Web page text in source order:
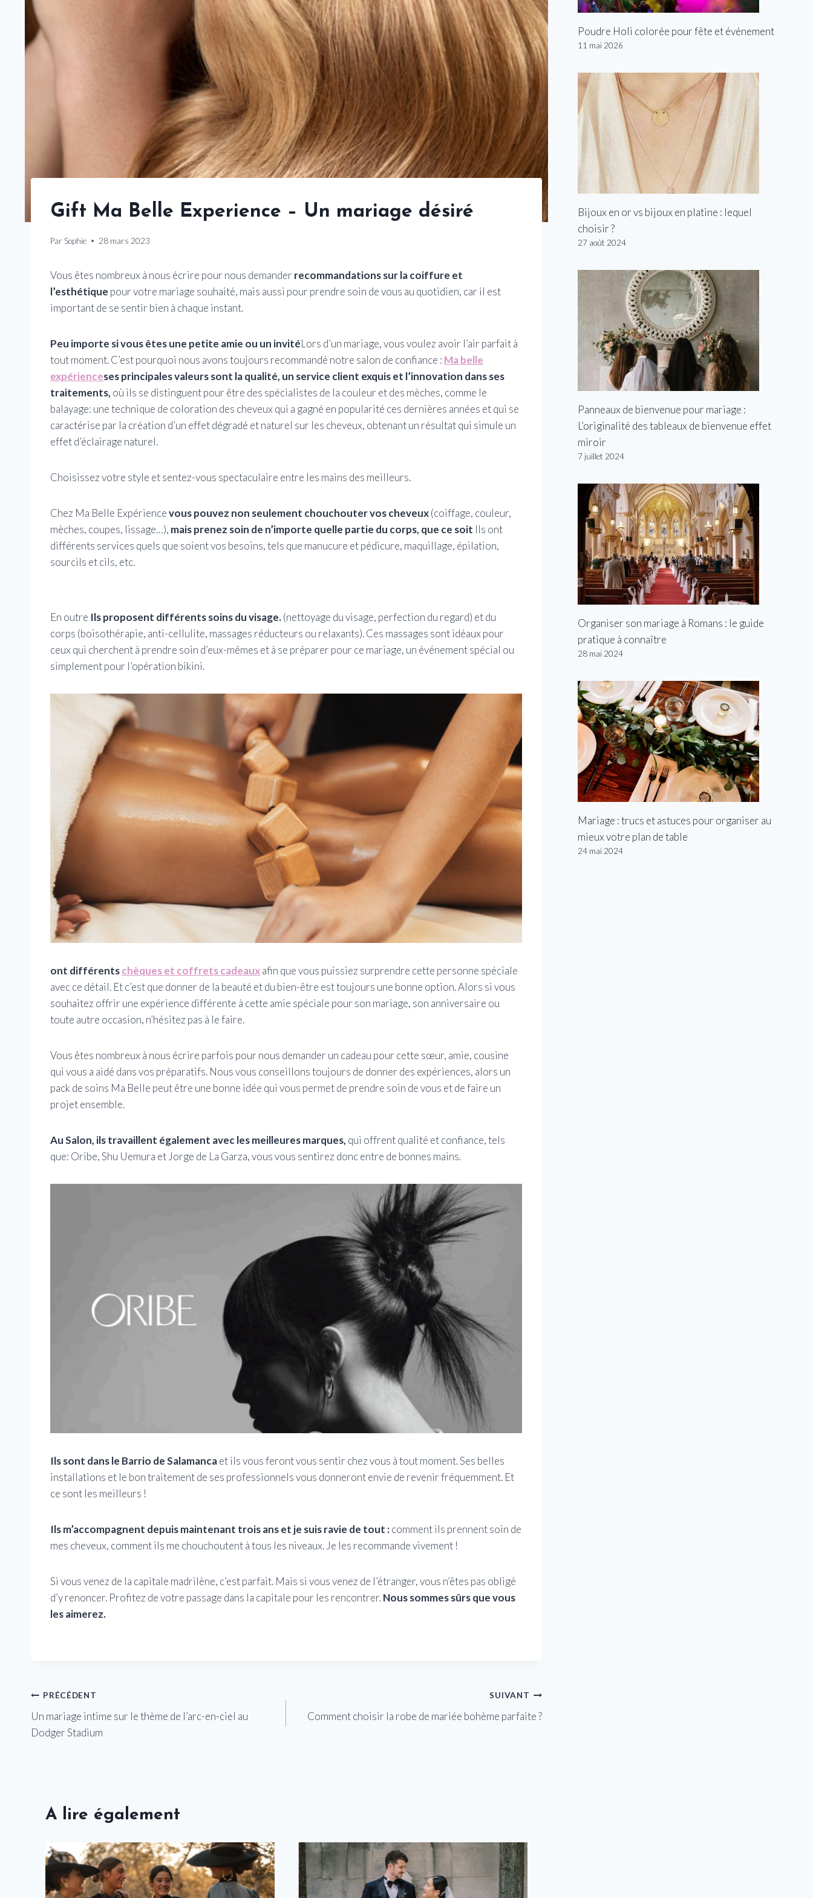
Gift Ma Belle Experience – Un mariage désiré
Par Sophie 28 mars 2023
Vous êtes nombreux à nous écrire pour nous demander recommandations sur la coiffure et
l’esthétique pour votre mariage souhaité, mais aussi pour prendre soin de vous au quotidien, car il est
important de se sentir bien à chaque instant.
Peu importe si vous êtes une petite amie ou un invitéLors d’un mariage, vous voulez avoir l’air parfait à
tout moment. C’est pourquoi nous avons toujours recommandé notre salon de confiance : Ma belle
expérienceses principales valeurs sont la qualité, un service client exquis et l’innovation dans ses
traitements, où ils se distinguent pour être des spécialistes de la couleur et des mèches, comme le
balayage: une technique de coloration des cheveux qui a gagné en popularité ces dernières années et qui se
caractérise par la création d’un effet dégradé et naturel sur les cheveux, obtenant un résultat qui simule un
effet d’éclairage naturel.
Choisissez votre style et sentez-vous spectaculaire entre les mains des meilleurs.
Chez Ma Belle Expériencevous pouvez non seulement chouchouter vos cheveux(coiffage, couleur,
mèches, coupes, lissage…), mais prenez soin de n’importe quelle partie du corps, que ce soit Ils ont
différents services quels que soient vos besoins, tels que manucure et pédicure, maquillage, épilation,
sourcils et cils, etc.
En outre Ils proposent différents soins du visage.(nettoyage du visage, perfection du regard) et du
corps (boisothérapie, anti-cellulite, massages réducteurs ou relaxants). Ces massages sont idéaux pour
ceux qui cherchent à prendre soin d’eux-mêmes et à se préparer pour ce mariage, un événement spécial ou
simplement pour l’opération bikini.
ont différentschèques et coffrets cadeauxafin que vous puissiez surprendre cette personne spéciale
avec ce détail. Et c’est que donner de la beauté et du bien-être est toujours une bonne option. Alors si vous
souhaitez offrir une expérience différente à cette amie spéciale pour son mariage, son anniversaire ou
toute autre occasion, n’hésitez pas à le faire.
Vous êtes nombreux à nous écrire parfois pour nous demander un cadeau pour cette sœur, amie, cousine
qui vous a aidé dans vos préparatifs. Nous vous conseillons toujours de donner des expériences, alors un
pack de soins Ma Belle peut être une bonne idée qui vous permet de prendre soin de vous et de faire un
projet ensemble.
Au Salon, ils travaillent également avec les meilleures marques, qui offrent qualité et confiance, tels
que: Oribe, Shu Uemura et Jorge de La Garza, vous vous sentirez donc entre de bonnes mains.
Ils sont dans le Barrio de Salamancaet ils vous feront vous sentir chez vous à tout moment. Ses belles
installations et le bon traitement de ses professionnels vous donneront envie de revenir fréquemment. Et
ce sont les meilleurs !
Ils m’accompagnent depuis maintenant trois ans et je suis ravie de tout :comment ils prennent soin de
mes cheveux, comment ils me chouchoutent à tous les niveaux. Je les recommande vivement !
Si vous venez de la capitale madrilène, c’est parfait. Mais si vous venez de l’étranger, vous n’êtes pas obligé
d’y renoncer. Profitez de votre passage dans la capitale pour les rencontrer.Nous sommes sûrs que vous
les aimerez.
Navigation
de
PRÉCÉDENT
Un mariage intime sur le thème de l’arc-en-ciel au
Dodger Stadium
SUIVANT
Comment choisir la robe de mariée bohème parfaite ?
A lire également
Poudre Holi colorée pour fête et événement
11 mai 2026
Bijoux en or vs bijoux en platine : lequel
choisir ?
27 août 2024
Panneaux de bienvenue pour mariage :
L’originalité des tableaux de bienvenue effet
miroir
7 juillet 2024
Organiser son mariage à Romans : le guide
pratique à connaître
28 mai 2024
Mariage : trucs et astuces pour organiser au
mieux votre plan de table
24 mai 2024